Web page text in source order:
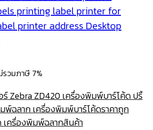
รวมภาษี 7%
Zebra ZD420 เครื่องพิมพ์บาร์โค้ด ปริ้
พ์ฉลาก เครื่องพิมพ์บาร์โค้ดราคาถูก
เครื่องพิมพ์ฉลากสินค้า